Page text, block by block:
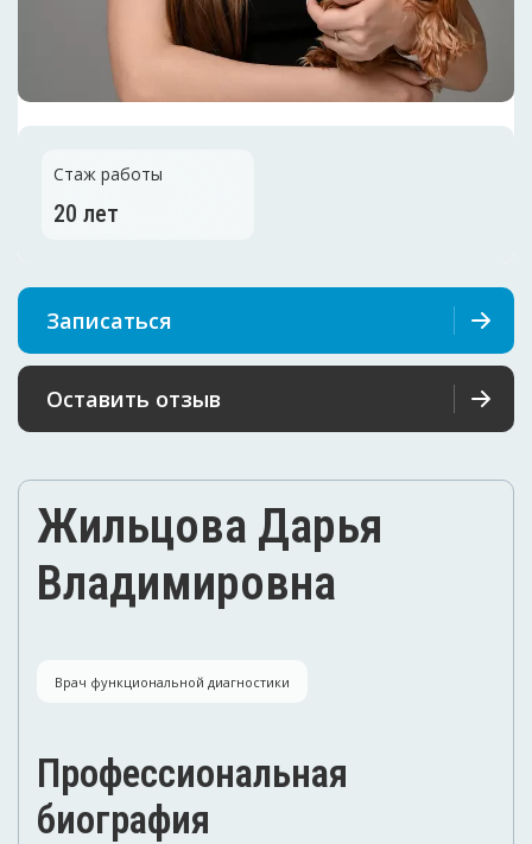
Стаж работы
20 лет
Записаться
Оставить отзыв
Жильцова Дарья
Владимировна
Врач функциональной диагностики
Профессиональная
биография